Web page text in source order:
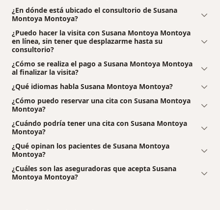
¿En dónde está ubicado el consultorio de Susana
Montoya Montoya?
¿Puedo hacer la visita con Susana Montoya Montoya
en línea, sin tener que desplazarme hasta su
consultorio?
¿Cómo se realiza el pago a Susana Montoya Montoya
al finalizar la visita?
¿Qué idiomas habla Susana Montoya Montoya?
¿Cómo puedo reservar una cita con Susana Montoya
Montoya?
¿Cuándo podría tener una cita con Susana Montoya
Montoya?
¿Qué opinan los pacientes de Susana Montoya
Montoya?
¿Cuáles son las aseguradoras que acepta Susana
Montoya Montoya?